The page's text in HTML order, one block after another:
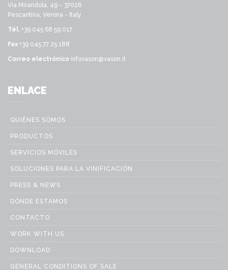
Via Mirandola, 49 – 37026
Pescantina, Verona - Italy
Tél. +39 045 68 59 017
Fax +39 045 77 25 188
Correo electrónico infovason@vason.it
ENLACE
QUIÉNES SOMOS
PRODUCTOS
SERVICIOS MÓVILES
SOLUCIONES PARA LA VINIFICACIÓN
PRESS & NEWS
DÓNDE ESTAMOS
CONTACTO
WORK WITH US
DOWNLOAD
GENERAL CONDITIONS OF SALE